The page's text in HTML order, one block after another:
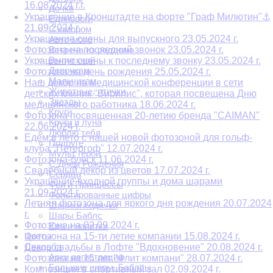
Дочке
Единороги
С юмором
Авто-мото
Встреча из роддома
Выпускной
Девочкам
Мальчикам
Животные, птички
Звезды
Круги
Круги и луна
Люблю тебя
Подруге
Мульт герои
С Днем Рождения
Сердца
Феи и Принцессы
Фольгированные цифры
Шарики ходячки
Шары Баблс
Еда и напитки
Цветы
Свадьба
Арки регистрации
Большие шары. Баблсы
16.08.2024 г.г.
Украшение в Кронштадте на форте "Граф Милютин"⚓
21.09.2024 г.
Украшение сцены для выпускного 23.05.2024 г.
Фотозона на последний звонок 23.05.2024 г.
Украшение сцены к последнему звонку 23.05.2024 г.
Фотозона на день рождения 25.05.2024 г.
Наш декор на медицинской конференции в сети
детских клиник "Вирилис", которая посвещена Дню
медицинского работника 18.06.2024 г.
Фотозона посвященная 20-летию бренда "CAIMAN"
22.06.2024 г.
Едем в лето с нашей новой фотозоной для гольф-
клуба "Петергоф" 12.07.2024 г.
Фотозона-блеск 11.06.2024 г.
Свадебный декор из цветов 17.07.2024 г.
Украшение входной группы и дома шарами
21.09.2024 г.
Летняя фотозона для яркого дня рождения 20.07.2024
г.
Фотозона на 02.09.2024 г.
Фотозона на 15-ти летие компании 15.08.2024 г.
Декор свадьбы в Лофте "Вдохновение" 20.08.2024 г.
Фотозона на 15 лет "Флит компани" 28.07.2024 г.
Композиция в спортивный зал 02.09.2024 г.